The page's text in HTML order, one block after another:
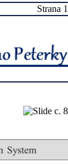
Strana 1